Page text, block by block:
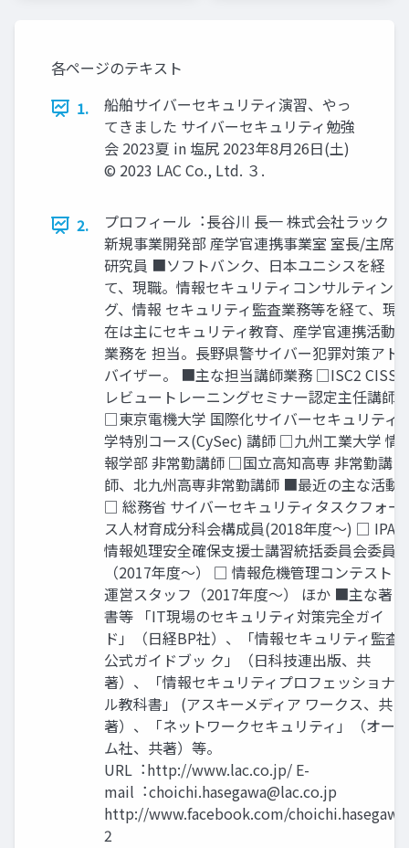
各ページのテキスト
1.
船舶サイバーセキュリティ演習、やっ
てきました サイバーセキュリティ勉強
会 2023夏 in 塩尻 2023年8月26日(土)
© 2023 LAC Co., Ltd. ３.
2.
プロフィール︓⻑⾕川 ⻑⼀ 株式会社ラック
新規事業開発部 産学官連携事業室 室⻑/主席
研究員 ■ソフトバンク、日本ユニシスを経
て、現職。情報セキュリティコンサルティン
グ、情報 セキュリティ監査業務等を経て、現
在は主にセキュリティ教育、産学官連携活動
業務を 担当。⻑野県警サイバー犯罪対策アド
バイザー。 ■主な担当講師業務 □ISC2 CISSP
レビュートレーニングセミナー認定主任講師
□東京電機大学 国際化サイバーセキュリティ
学特別コース(CySec) 講師 □九州工業大学 情
報学部 非常勤講師 □国⽴⾼知⾼専 非常勤講
師、北九州⾼専非常勤講師 ■最近の主な活動
□ 総務省 サイバーセキュリティタスクフォー
ス人材育成分科会構成員(2018年度〜) □ IPA
情報処理安全確保⽀援⼠講習統括委員会委員
（2017年度〜） □ 情報危機管理コンテスト
運営スタッフ（2017年度〜） ほか ■主な著
書等 「IT現場のセキュリティ対策完全ガイ
ド」（日経BP社）、「情報セキュリティ監査
公式ガイドブッ ク」（日科技連出版、共
著）、「情報セキュリティプロフェッショナ
ル教科書」 (アスキーメディア ワークス、共
著）、「ネットワークセキュリティ」（オー
ム社、共著）等。
URL︓http://www.lac.co.jp/ E-
mail︓choichi.hasegawa@lac.co.jp
http://www.facebook.com/choichi.hasegawa
2